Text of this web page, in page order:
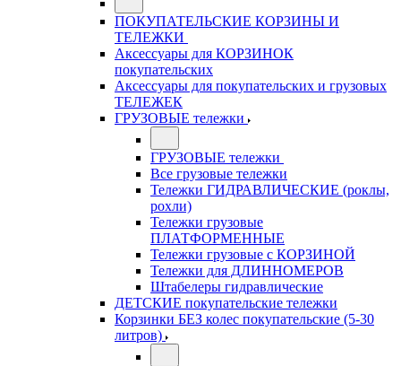
ПОКУПАТЕЛЬСКИЕ КОРЗИНЫ И
ТЕЛЕЖКИ
Аксессуары для КОРЗИНОК
покупательских
Аксессуары для покупательских и грузовых
ТЕЛЕЖЕК
ГРУЗОВЫЕ тележки
ГРУЗОВЫЕ тележки
Все грузовые тележки
Тележки ГИДРАВЛИЧЕСКИЕ (роклы,
рохли)
Тележки грузовые
ПЛАТФОРМЕННЫЕ
Тележки грузовые с КОРЗИНОЙ
Тележки для ДЛИННОМЕРОВ
Штабелеры гидравлические
ДЕТСКИЕ покупательские тележки
Корзинки БЕЗ колес покупательские (5-30
литров)